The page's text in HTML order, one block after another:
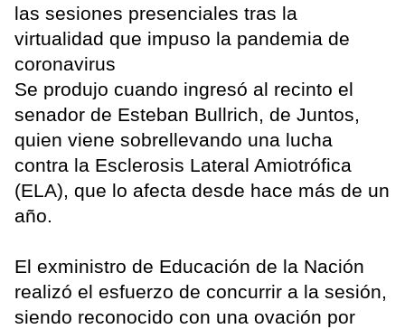
las sesiones presenciales tras la
virtualidad que impuso la pandemia de
coronavirus
Se produjo cuando ingresó al recinto el
senador de Esteban Bullrich, de Juntos,
quien viene sobrellevando una lucha
contra la Esclerosis Lateral Amiotrófica
(ELA), que lo afecta desde hace más de un
año.
El exministro de Educación de la Nación
realizó el esfuerzo de concurrir a la sesión,
siendo reconocido con una ovación por